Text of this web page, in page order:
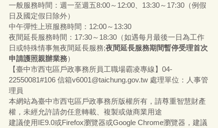
一般服務時間：週一至週五8:00～12:00、13:30～17:30（例假
日及國定假日除外）
中午彈性上班服務時間：12:00～13:30
夜間延長服務時間：17:30～18:30（如遇每月最後一日為工作
日或特殊情事無夜間延長服務;夜間延長服務期間暫停受理首次
申請護照親辦業務）
【臺中市西屯區戶政事務所員工職場霸凌專線】04-
22550081#106 信箱v6001@taichung.gov.tw 處理單位：人事管
理員
本網站為臺中市西屯區戶政事務所版權所有，請尊重智慧財產
權，未經允許請勿任意轉載、複製或做商業用途
建議使用IE9.0或Firefox瀏覽器或Google Chrome瀏覽器，建議